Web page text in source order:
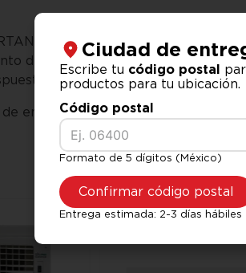
de dar respuesta de crédito y es
de crédito.
enganche de $50.
Ciudad de
Escribe tu código postal
productos para tu ubicación.
Código postal
Formato de 5 dígitos (México)
Confirmar código postal
Entrega estimada: 2-3 días